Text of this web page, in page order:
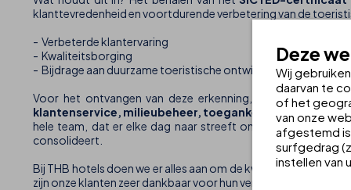
klanttevredenheid en voortdurende verbetering van de
- Verbeterde klantervaring
- Kwaliteitsborging
- Bijdrage aan duurzame toeristische ontwikkeling
Voor het ontvangen van deze erkenning, hebben de
klantenservice, milieubeheer, toegankelijkheid,
hele team, dat er elke dag naar streeft onze gasten een
consolideert.
Bij THB hotels doen we er alles aan om de kwaliteits- en
zijn onze klanten zeer dankbaar voor hun vertrouwen in ons
Deze
Wij
daarvan te
of het
van onze
afgestemd
surfgedrag
instellen van